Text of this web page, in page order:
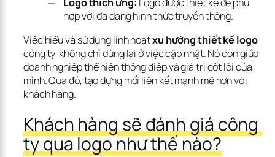
Logo thích ứng: Logo được thiết kế để phù
hợp với đa dạng hình thức truyền thông.
Việc hiểu và sử dụng linh hoạt xu hướng thiết kế logo
công ty  không chỉ dừng lại ở việc cập nhật. Nó còn giúp
doanh nghiệp thể hiện thông điệp và giá trị cốt lõi của
mình. Qua đó, tạo dựng mối liên kết mạnh mẽ hơn với
khách hàng.
Khách hàng sẽ đánh giá công
ty qua logo như thế nào?